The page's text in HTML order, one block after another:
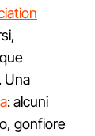
Una
: alcuni
gonfiore